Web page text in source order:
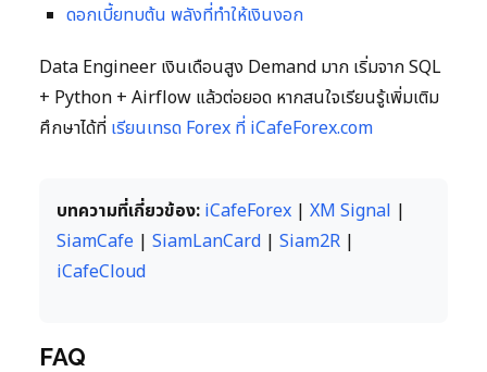
ดอกเบี้ยทบต้น พลังที่ทำให้เงินงอก
Data Engineer เงินเดือนสูง Demand มาก เริ่มจาก SQL
+ Python + Airflow แล้วต่อยอด หากสนใจเรียนรู้เพิ่มเติม
ศึกษาได้ที่ เรียนเทรด Forex ที่ iCafeForex.com
บทความที่เกี่ยวข้อง: iCafeForex | XM Signal |
SiamCafe | SiamLanCard | Siam2R |
iCafeCloud
FAQ